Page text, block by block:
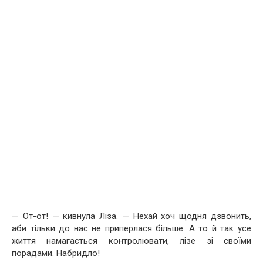
— От-от! — кивнула Ліза. — Нехай хоч щодня дзвонить,
аби тільки до нас не приперлася більше. А то й так усе
життя намагається контролювати, лізе зі своїми
порадами. Набридло!